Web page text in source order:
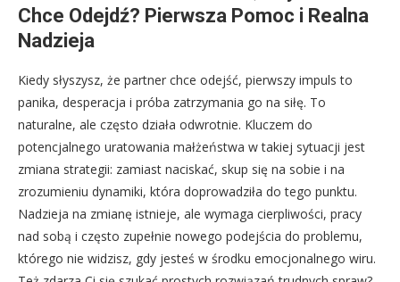
Chce Odejdź? Pierwsza Pomoc i Realna
Nadzieja
Kiedy słyszysz, że partner chce odejść, pierwszy impuls to
panika, desperacja i próba zatrzymania go na siłę. To
naturalne, ale często działa odwrotnie. Kluczem do
potencjalnego uratowania małżeństwa w takiej sytuacji jest
zmiana strategii: zamiast naciskać, skup się na sobie i na
zrozumieniu dynamiki, która doprowadziła do tego punktu.
Nadzieja na zmianę istnieje, ale wymaga cierpliwości, pracy
nad sobą i często zupełnie nowego podejścia do problemu,
którego nie widzisz, gdy jesteś w środku emocjonalnego wiru.